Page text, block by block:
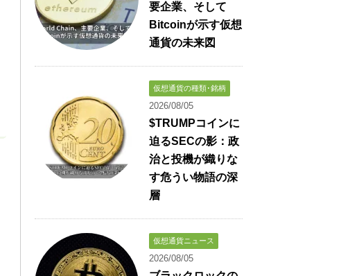
要企業、そして
Bitcoinが示す仮想
通貨の未来図
仮想通貨の種類･銘柄
2026/08/05
$TRUMPコインに
迫るSECの影：政
治と投機が織りな
す危うい物語の深
層
仮想通貨ニュース
2026/08/05